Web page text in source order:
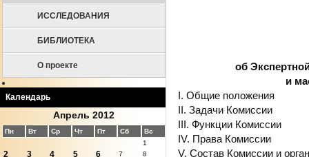
ИССЛЕДОВАНИЯ
БИБЛИОТЕКА
О проекте
Календарь
Апрель 2012
Пн Вт Ср Чт Пт Сб
Вс
1
2 3 4 5 6 7 8
об
и
I. Общие положения
II. Задачи Комиссии
III. Функции Комиссии
IV. Права Комиссии
V. Состав Комиссии и